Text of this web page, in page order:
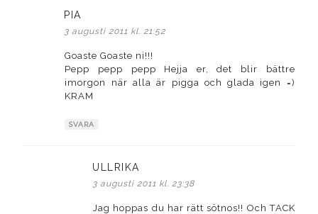
PIA
3 augusti 2011 kl. 21:52
Goaste Goaste ni!!!
Pepp pepp pepp Hejja er, det blir bättre
imorgon när alla är pigga och glada igen =)
KRAM
SVARA
ULLRIKA
3 augusti 2011 kl. 23:38
Jag hoppas du har rätt sötnos!! Och TACK